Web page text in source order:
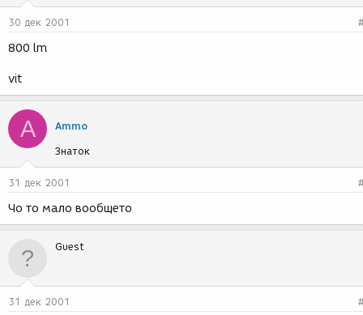
30 дек 2001
800 lm
vit
A Ammo
Знаток
31 дек 2001
Чо то мало вообщето
Guest
31 дек 2001